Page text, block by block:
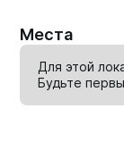
Места
Для этой
Будьте